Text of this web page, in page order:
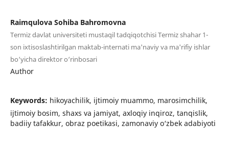
Raimqulova Sohiba Bahromovna
Termiz davlat universiteti mustaqil tadqiqotchisi Termiz shahar 1-
son ixtisoslashtirilgan maktab-internati ma'naviy va ma'rifiy ishlar
bo‘yicha direktor o‘rinbosari
Author
Keywords: hikoyachilik, ijtimoiy muammo, marosimchilik,
ijtimoiy bosim, shaxs va jamiyat, axloqiy inqiroz, tanqislik,
badiiy tafakkur, obraz poetikasi, zamonaviy o‘zbek adabiyoti